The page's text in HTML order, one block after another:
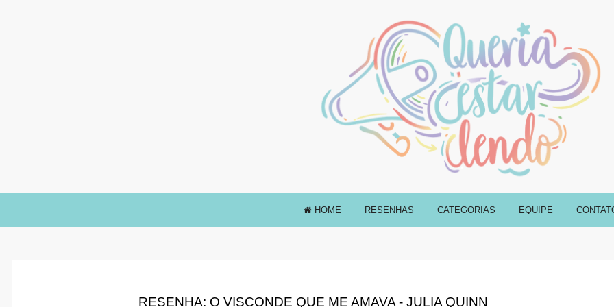
HOME RESENHAS CATEGORIAS EQUIPE
RESENHA: O VISCONDE QUE ME AMAVA - JULIA QUINN